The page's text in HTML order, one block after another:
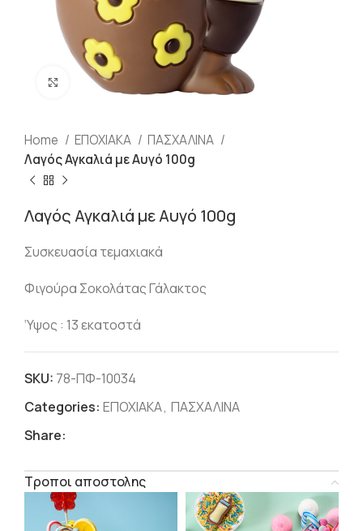
Click to enlarge
Home ΕΠΟΧΙΑΚΑ
ΠΑΣΧΑΛΙΝΑ
Λαγός Αγκαλιά με Αυγό 100g
Λαγός Αγκαλιά με Αυγό 100g
Συσκευασία τεμαχιακά
Φιγούρα Σοκολάτας Γάλακτος
‘Υψος : 13 εκατοστά
SKU: 78-ΠΦ-10034
Categories: ΕΠΟΧΙΑΚΑ, ΠΑΣΧΑΛΙΝΑ
Share:
Τροποι αποστολης